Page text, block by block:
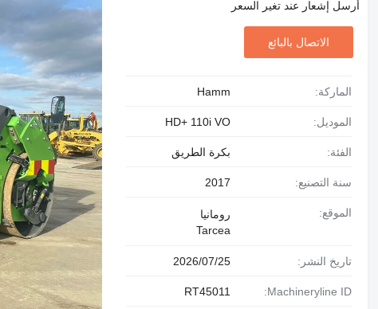
أرسل إشعار عند تغير السعر
الاتصال بالبائع
الماركة: Hamm
الموديل: HD+ 110i VO
الفئة: بكرة الطريق
سنة التصنيع: 2017
الموقع:
رومانيا
Tarcea
تاريخ النشر: 25‏/07‏/2026
Machineryline ID:
RT45011